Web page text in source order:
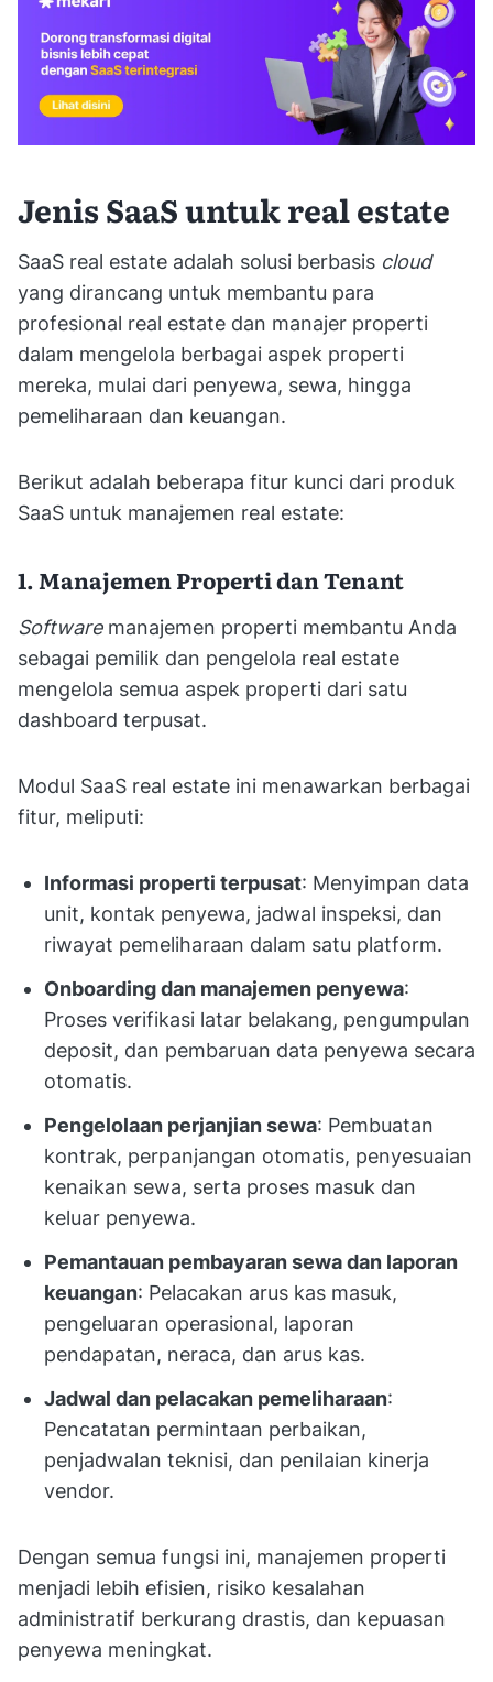
Jenis SaaS untuk real estate
SaaS real estate adalah solusi berbasis cloud
yang dirancang untuk membantu para
profesional real estate dan manajer properti
dalam mengelola berbagai aspek properti
mereka, mulai dari penyewa, sewa, hingga
pemeliharaan dan keuangan.
Berikut adalah beberapa fitur kunci dari produk
SaaS untuk manajemen real estate:
1. Manajemen Properti dan Tenant
Softwaremanajemen properti membantu Anda
sebagai pemilik dan pengelola real estate
mengelola semua aspek properti dari satu
dashboard terpusat.
Modul SaaS real estate ini menawarkan berbagai
fitur, meliputi:
Informasi properti terpusat: Menyimpan data
unit, kontak penyewa, jadwal inspeksi, dan
riwayat pemeliharaan dalam satu platform.
Onboarding dan manajemen penyewa:
Proses verifikasi latar belakang, pengumpulan
deposit, dan pembaruan data penyewa secara
otomatis.
Pengelolaan perjanjian sewa: Pembuatan
kontrak, perpanjangan otomatis, penyesuaian
kenaikan sewa, serta proses masuk dan
keluar penyewa.
Pemantauan pembayaran sewa dan laporan
keuangan: Pelacakan arus kas masuk,
pengeluaran operasional, laporan
pendapatan, neraca, dan arus kas.
Jadwal dan pelacakan pemeliharaan:
Pencatatan permintaan perbaikan,
penjadwalan teknisi, dan penilaian kinerja
vendor.
Dengan semua fungsi ini, manajemen properti
menjadi lebih efisien, risiko kesalahan
administratif berkurang drastis, dan kepuasan
penyewa meningkat.